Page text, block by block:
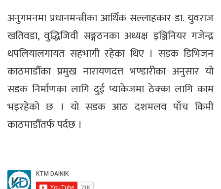
अनुगमनमा प्रधानमन्त्रीका आर्थिक सल्लाहकार डा. युवराज
खतिवडा, वुद्धिजिवी सङ्गठनका अध्यक्ष इञ्जिनियर गजेन्द्र
थपलियालगायत सहभागी रहेका थिए । सडक डिभिजन
काठमाडौँका प्रमुख नारायणदत्त भण्डारीका अनुसार यो
सडक निर्माणका लागि दुई प्याकेजमा ठेक्का लागि काम
भइरहेको छ । यो सडक आठ दशमलव पाँच किमी
काठमाडौँतर्फ पर्दछ ।